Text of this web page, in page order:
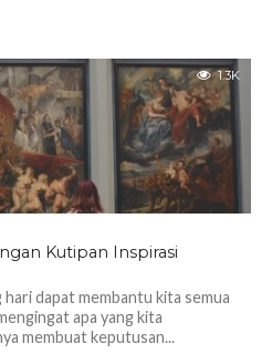
1.3K
Kutipan Inspirasi
dapat membantu kita semua
apa yang kita
membuat keputusan...